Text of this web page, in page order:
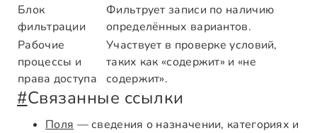
Блок
фильтрации
Фильтрует записи по наличию
определённых вариантов.
Рабочие
процессы и
права доступа
Участвует в проверке условий,
таких как «содержит» и «не
содержит».
#Связанные ссылки
Поля — сведения о назначении, категориях и